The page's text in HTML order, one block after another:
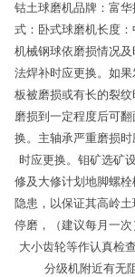
钴土球磨机品牌：富
式：卧式球磨机长度
机械钢球依磨损情况
法焊补时应更换。如
板被磨损或有长的裂
磨损到一定程度后可
换。主轴承严重磨损
时应更换。钼矿选矿
修及大修计划地脚螺
隐患，以保证其高岭
停磨，（建议每月一次
大小齿轮等作认真检
分级机附近有无